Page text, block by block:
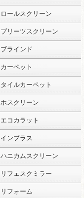
ロールスクリーン
プリーツスクリーン
ブラインド
カーペット
タイルカーペット
ホスクリーン
エコカラット
インプラス
ハニカムスクリーン
リフェスクミラー
リフォーム